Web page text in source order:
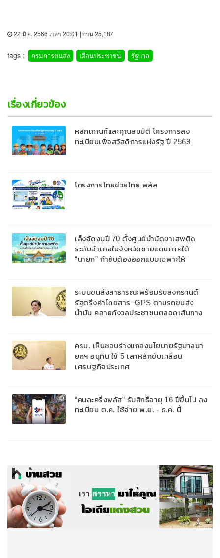
22 มิ.ย. 2566 เวลา 20:01 | อ่าน 25,187
tags : กรมการขนส่ง เตือนประชาชน รัฐบาล
เรื่องเกี่ยวข้อง
หลักเกณฑ์และคุณสมบัติ โครงการลง
ทะเบียนเพื่อสวัสดิการแห่งรัฐ ปี 2569
โครงการไทยช่วยไทย พลัส
เล็งจัดงบปี 70 ตั้งศูนย์บำบัดยาเสพติด
ระดับอำเภอในจังหวัดชายแดนภาคใต้
“นายก” กำชับต้องออกแบบเฉพาะให้
ระบบขนส่งสาธารณะพร้อมรับสงกรานต์
รัฐตรึงค่าโดยสาร–GPS ตามรถขนส่ง
น้ำมัน คลายกังวลประชาชนตลอดเส้นทาง
ครม. เห็นชอบร่างแถลงนโยบายรัฐบาลนา
ยกฯ อนุทิน ใช้ 5 เสาหลักขับเคลื่อน
เศรษฐกิจประเทศ
“คนละครึ่งพลัส” รับสิทธิ์อายุ 16 ปีขึ้นไป ลง
ทะเบียน ต.ค. ใช้จ่าย พ.ย. - ธ.ค. นี้